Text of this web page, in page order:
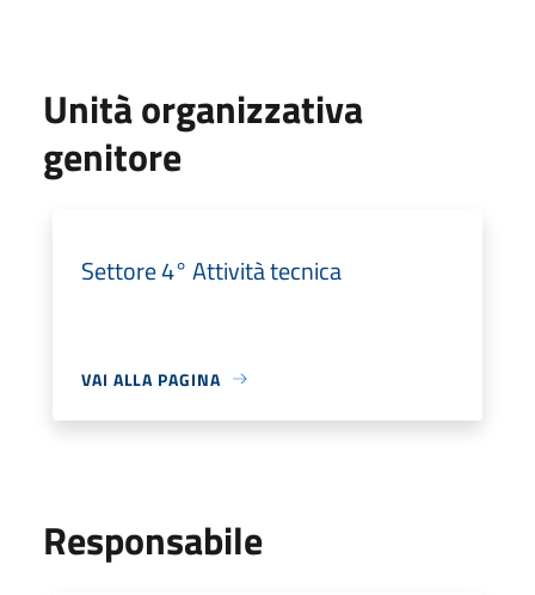
Unità organizzativa
genitore
Settore 4° Attività tecnica
VAI ALLA PAGINA
Responsabile